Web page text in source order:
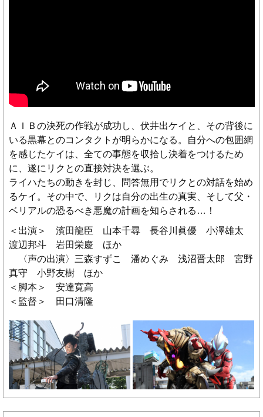
ＡＩＢの決死の作戦が成功し、伏井出ケイと、その背後に
いる黒幕とのコンタクトが明らかになる。自分への包囲網
を感じたケイは、全ての事態を収拾し決着をつけるため
に、遂にリクとの直接対決を選ぶ。
ライハたちの動きを封じ、問答無用でリクとの対話を始め
るケイ。その中で、リクは自分の出生の真実、そして父・
ベリアルの恐るべき悪魔の計画を知らされる…！
＜出演＞ 濱田龍臣 山本千尋 長谷川眞優 小澤雄太
渡辺邦斗 岩田栄慶 ほか
〈声の出演〉三森すずこ 潘めぐみ 浅沼晋太郎 宮野
真守 小野友樹 ほか
＜脚本＞ 安達寛高
＜監督＞ 田口清隆